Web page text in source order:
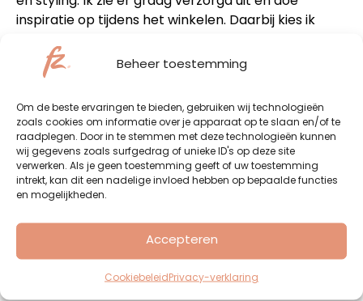
Beheer toestemming
Om de beste ervaringen te bieden, gebruiken wij technologieën
zoals cookies om informatie over je apparaat op te slaan en/of te
raadplegen. Door in te stemmen met deze technologieën kunnen
wij gegevens zoals surfgedrag of unieke ID's op deze site
verwerken. Als je geen toestemming geeft of uw toestemming
intrekt, kan dit een nadelige invloed hebben op bepaalde functies
en mogelijkheden.
Accepteren
Cookiebeleid Privacy-verklaring
inspiratie op tijdens het winkelen. Daarbij kies ik
belangrijk dat deze blijven bestaan, juist voor de
sfeer, het contact en de levendigheid in het dorp.
rondkijken maakt voor mij het verschil. Een terrasje
hoort daarbij en draagt bij aan de sfeer en
gezelligheid van het centrum.
Interieur heeft ook mijn interesse. We wonen
een nieuwe fase. Onlangs hebben we verbouwd en
dat is perfect verlopen. Samen met vakmensen
hebben we keuzes gemaakt die bij ons passen. Het